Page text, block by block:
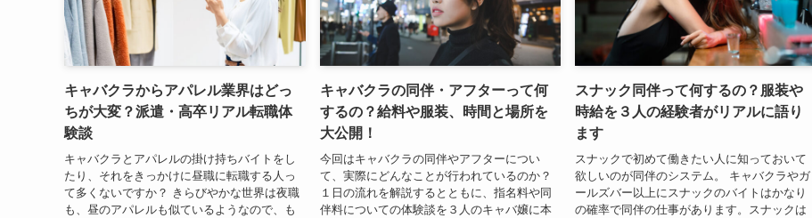
キャバクラからアパレル業界はどっ
ちが大変？派遣・高卒リアル転職体
験談
キャバクラとアパレルの掛け持ちバイトをし
たり、それをきっかけに昼職に転職する人っ
て多くないですか？ きらびやかな世界は夜職
も、昼のアパレルも似ているようなので、も
キャバクラの同伴・アフターって何
するの？給料や服装、時間と場所を
大公開！
今回はキャバクラの同伴やアフターについ
て、実際にどんなことが行われているのか？
１日の流れを解説するとともに、指名料や同
伴料についての体験談を３人のキャバ嬢に本
スナック同伴って何するの？服装や
時給を３人の経験者がリアルに語り
ます
スナックで初めて働きたい人に知っておいて
欲しいのが同伴のシステム。 キャバクラやガ
ールズバー以上にスナックのバイトはかなり
の確率で同伴の仕事があります。スナックは